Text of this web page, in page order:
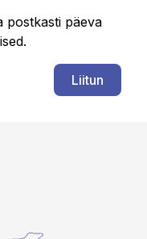
postkasti päeva
Liitun